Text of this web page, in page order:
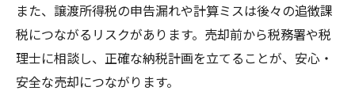
また、譲渡所得税の申告漏れや計算ミスは後々の追徴課
税につながるリスクがあります。売却前から税務署や税
理士に相談し、正確な納税計画を立てることが、安心・
安全な売却につながります。